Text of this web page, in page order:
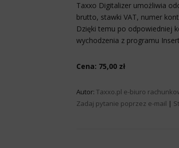
Taxxo Digitalizer umożliwia
brutto, stawki VAT, numer
Dzięki temu po odpowiedniej
wychodzenia z programu
Cena: 75,00 zł
Autor: Taxxo.pl e-biuro
Zadaj pytanie poprzez e-mail |